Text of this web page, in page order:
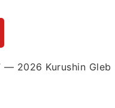
2026 Kurushin Gleb